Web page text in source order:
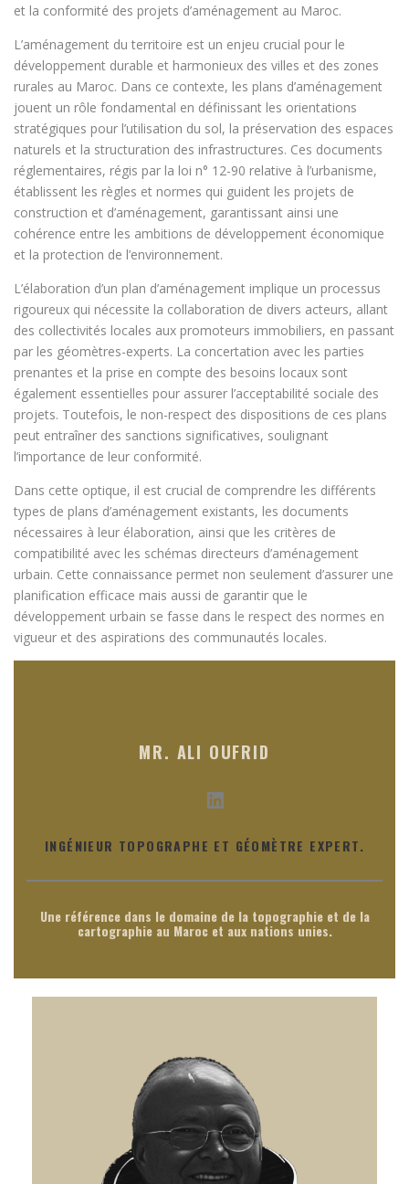
et la conformité des projets d’aménagement au Maroc.
L’aménagement du territoire est un enjeu crucial pour le
développement durable et harmonieux des villes et des zones
rurales au Maroc. Dans ce contexte, les plans d’aménagement
jouent un rôle fondamental en définissant les orientations
stratégiques pour l’utilisation du sol, la préservation des espaces
naturels et la structuration des infrastructures. Ces documents
réglementaires, régis par la loi n° 12-90 relative à l’urbanisme,
établissent les règles et normes qui guident les projets de
construction et d’aménagement, garantissant ainsi une
cohérence entre les ambitions de développement économique
et la protection de l’environnement.
L’élaboration d’un plan d’aménagement implique un processus
rigoureux qui nécessite la collaboration de divers acteurs, allant
des collectivités locales aux promoteurs immobiliers, en passant
par les géomètres-experts. La concertation avec les parties
prenantes et la prise en compte des besoins locaux sont
également essentielles pour assurer l’acceptabilité sociale des
projets. Toutefois, le non-respect des dispositions de ces plans
peut entraîner des sanctions significatives, soulignant
l’importance de leur conformité.
Dans cette optique, il est crucial de comprendre les différents
types de plans d’aménagement existants, les documents
nécessaires à leur élaboration, ainsi que les critères de
compatibilité avec les schémas directeurs d’aménagement
urbain. Cette connaissance permet non seulement d’assurer une
planification efficace mais aussi de garantir que le
développement urbain se fasse dans le respect des normes en
vigueur et des aspirations des communautés locales.
MR. ALI OUFRID
LinkedIn
INGÉNIEUR TOPOGRAPHE ET GÉOMÈTRE EXPERT.
Une référence dans le domaine de la topographie et de la
cartographie au Maroc et aux nations unies.